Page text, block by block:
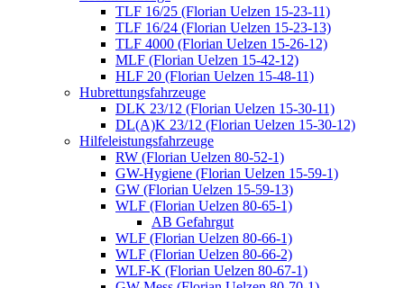
TLF 16/25 (Florian Uelzen 15-23-11)
TLF 16/24 (Florian Uelzen 15-23-13)
TLF 4000 (Florian Uelzen 15-26-12)
MLF (Florian Uelzen 15-42-12)
HLF 20 (Florian Uelzen 15-48-11)
Hubrettungsfahrzeuge
DLK 23/12 (Florian Uelzen 15-30-11)
DL(A)K 23/12 (Florian Uelzen 15-30-12)
Hilfeleistungsfahrzeuge
RW (Florian Uelzen 80-52-1)
GW-Hygiene (Florian Uelzen 15-59-1)
GW (Florian Uelzen 15-59-13)
WLF (Florian Uelzen 80-65-1)
AB Gefahrgut
WLF (Florian Uelzen 80-66-1)
WLF (Florian Uelzen 80-66-2)
WLF-K (Florian Uelzen 80-67-1)